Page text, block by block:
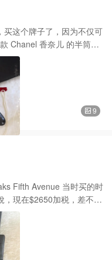
这个牌子了，因为不仅可
，打了7折，到手
概4、5厘米左右，暴走没
小脚裤和牛仔裤,非常帅气
9
Fifth Avenue 当时买的时
，現在$2650加税，差不多
卡、手机、唇膏！挺好使
个购物袋！不怕弄丢。